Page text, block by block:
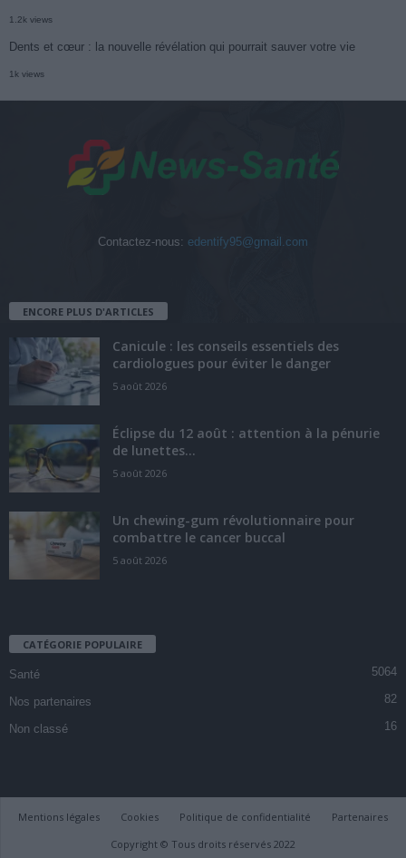
1.2k views
Dents et cœur : la nouvelle révélation qui pourrait sauver votre vie
1k views
Contactez-nous: edentify95@gmail.com
ENCORE PLUS D'ARTICLES
Canicule : les conseils essentiels des
cardiologues pour éviter le danger
5 août 2026
Éclipse du 12 août : attention à la pénurie
de lunettes...
5 août 2026
Un chewing-gum révolutionnaire pour
combattre le cancer buccal
5 août 2026
CATÉGORIE POPULAIRE
Santé 5064
Nos partenaires 82
Non classé 16
Mentions légales Cookies Politique de confidentialité
Partenaires
Copyright © Tous droits réservés 2022